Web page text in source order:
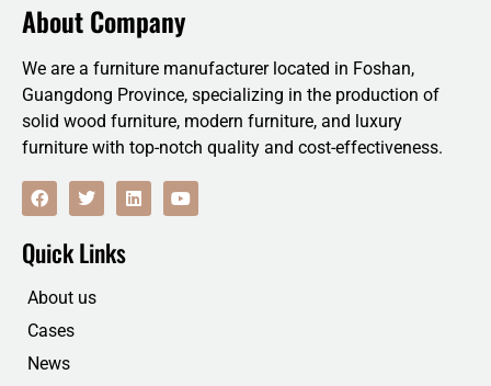
About Company
We are a furniture manufacturer located in Foshan,
Guangdong Province, specializing in the production of
solid wood furniture, modern furniture, and luxury
furniture with top-notch quality and cost-effectiveness.
F
a
c
b
o
k
T
w
i
t
t
r
L
i
n
Y
o
u
Quick Links
About us
Cases
News